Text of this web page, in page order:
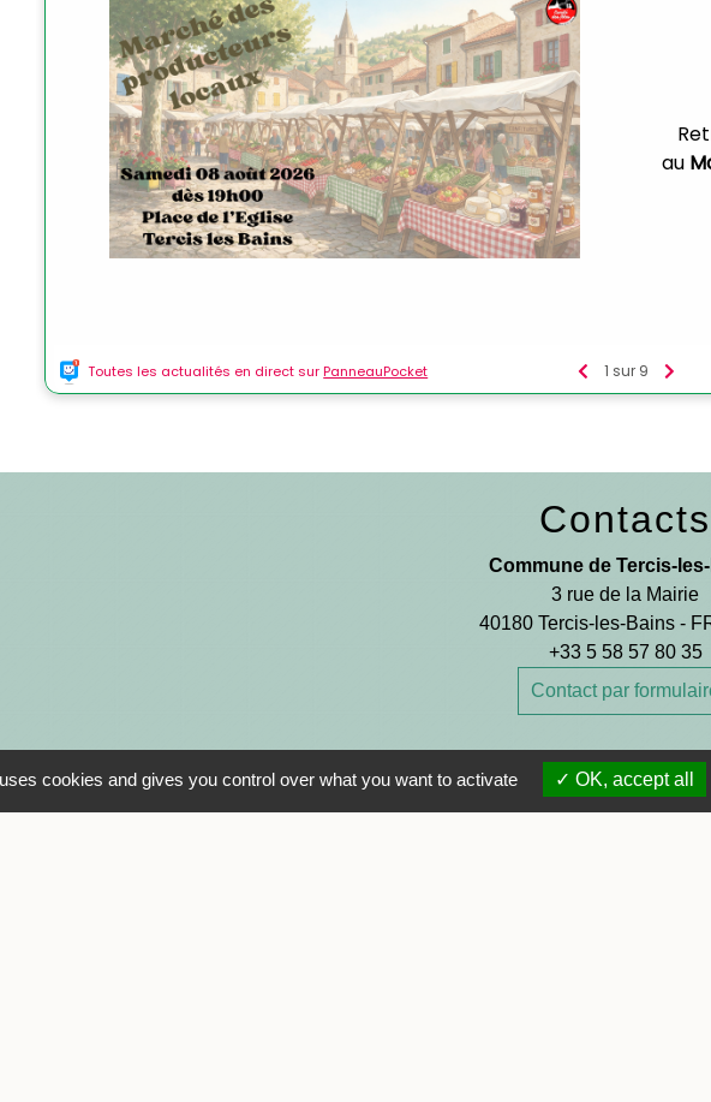
Contacts
Commune de Tercis-
3 rue de la Mairie
40180 Tercis-les-Bains -
+33 5 58 57 80 35
Contact par
Horaires
Lundi : 08h30 - 12h30 et
Mardi : 08h30 -
cookies and gives you control over what you want to activate OK, accept all